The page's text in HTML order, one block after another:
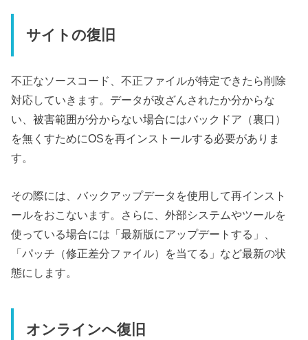
サイトの復旧
不正なソースコード、不正ファイルが特定できたら削除
対応していきます。データが改ざんされたか分からな
い、被害範囲が分からない場合にはバックドア（裏口）
を無くすためにOSを再インストールする必要がありま
す。
その際には、バックアップデータを使用して再インスト
ールをおこないます。さらに、外部システムやツールを
使っている場合には「最新版にアップデートする」、
「パッチ（修正差分ファイル）を当てる」など最新の状
態にします。
オンラインへ復旧